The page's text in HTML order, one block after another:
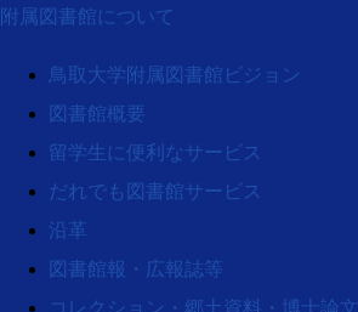
附属図書館について
鳥取大学附属図書館ビジョン
図書館概要
留学生に便利なサービス
だれでも図書館サービス
沿革
図書館報・広報誌等
コレクション・郷土資料・博士論文